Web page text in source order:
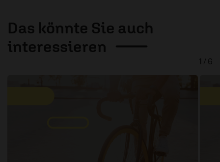
Das könnte Sie auch
interessieren
1 / 6